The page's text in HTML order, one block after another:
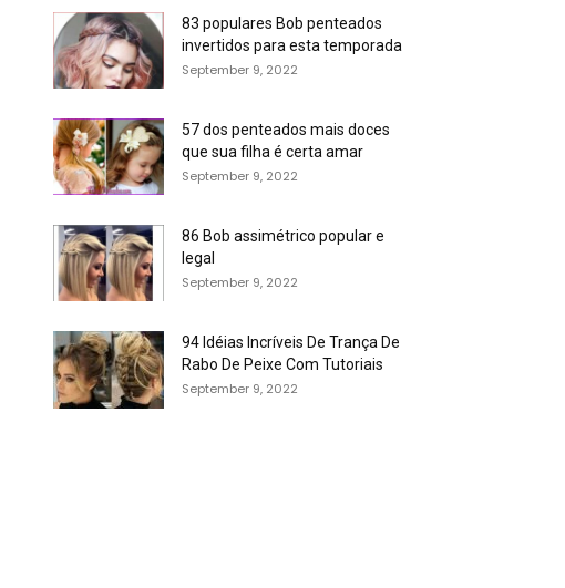
83 populares Bob penteados
invertidos para esta temporada
September 9, 2022
57 dos penteados mais doces
que sua filha é certa amar
September 9, 2022
86 Bob assimétrico popular e
legal
September 9, 2022
94 Idéias Incríveis De Trança De
Rabo De Peixe Com Tutoriais
September 9, 2022